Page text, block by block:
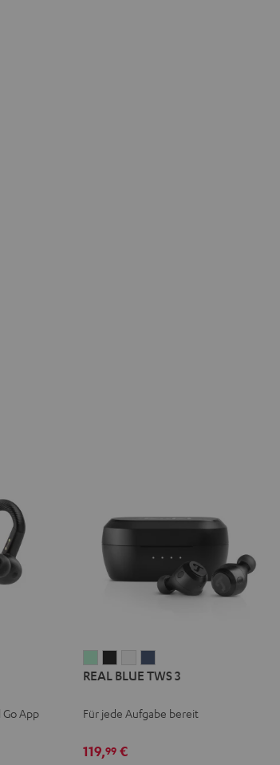
App
BLUE
3
Green
BLUE
3
Black
BLUE
3
BLUE
3
REAL BLUE TWS 3
Für jede Aufgabe bereit
119,99€